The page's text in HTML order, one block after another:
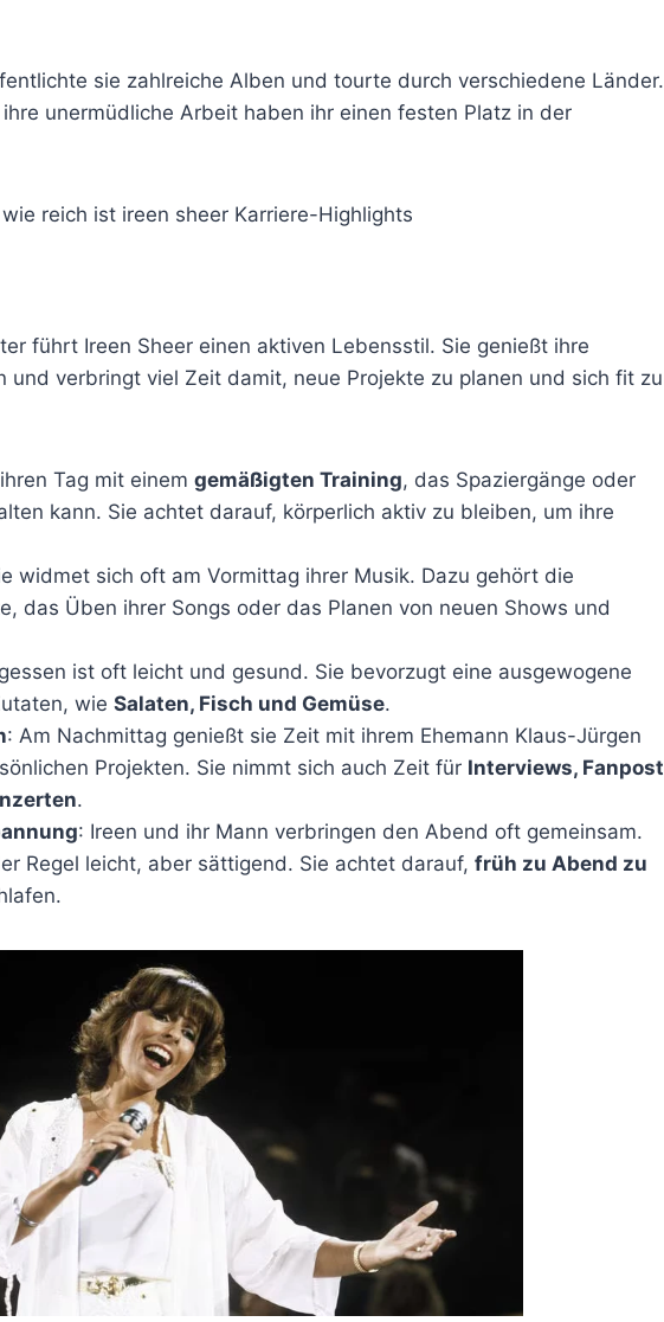
sie zahlreiche Alben und tourte durch verschiedene Länder.
unermüdliche Arbeit haben ihr einen festen Platz in der
führt Ireen Sheer einen aktiven Lebensstil. Sie genießt ihre
und verbringt viel Zeit damit, neue Projekte zu planen und sich fit zu
Tag mit einem gemäßigten Training, das Spaziergänge oder
kann. Sie achtet darauf, körperlich aktiv zu bleiben, um ihre
widmet sich oft am Vormittag ihrer Musik. Dazu gehört die
das Üben ihrer Songs oder das Planen von neuen Shows und
ist oft leicht und gesund. Sie bevorzugt eine ausgewogene
wie Salaten, Fisch und Gemüse.
: Am Nachmittag genießt sie Zeit mit ihrem Ehemann Klaus-Jürgen
Projekten. Sie nimmt sich auch Zeit für Interviews, Fanpost
.
: Ireen und ihr Mann verbringen den Abend oft gemeinsam.
Regel leicht, aber sättigend. Sie achtet darauf, früh zu Abend zu